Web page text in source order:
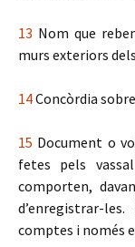
13 Nom que
murs exteriors
14Concòrdia
15 Document o
fetes pels
comporten,
d’enregistrar-
comptes i només